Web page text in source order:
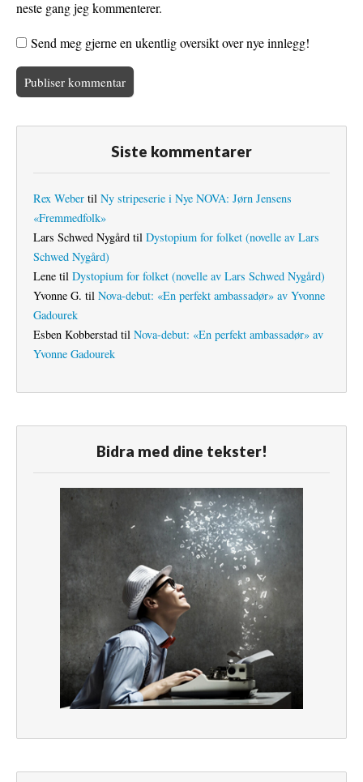
neste gang jeg kommenterer.
Send meg gjerne en ukentlig oversikt over nye innlegg!
Siste kommentarer
Rex Weber til Ny stripeserie i Nye NOVA: Jørn Jensens
«Fremmedfolk»
Lars Schwed Nygård til Dystopium for folket (novelle av Lars
Schwed Nygård)
Lene til Dystopium for folket (novelle av Lars Schwed Nygård)
Yvonne G. til Nova-debut: «En perfekt ambassadør» av Yvonne
Gadourek
Esben Kobberstad til Nova-debut: «En perfekt ambassadør» av
Yvonne Gadourek
Bidra med dine tekster!